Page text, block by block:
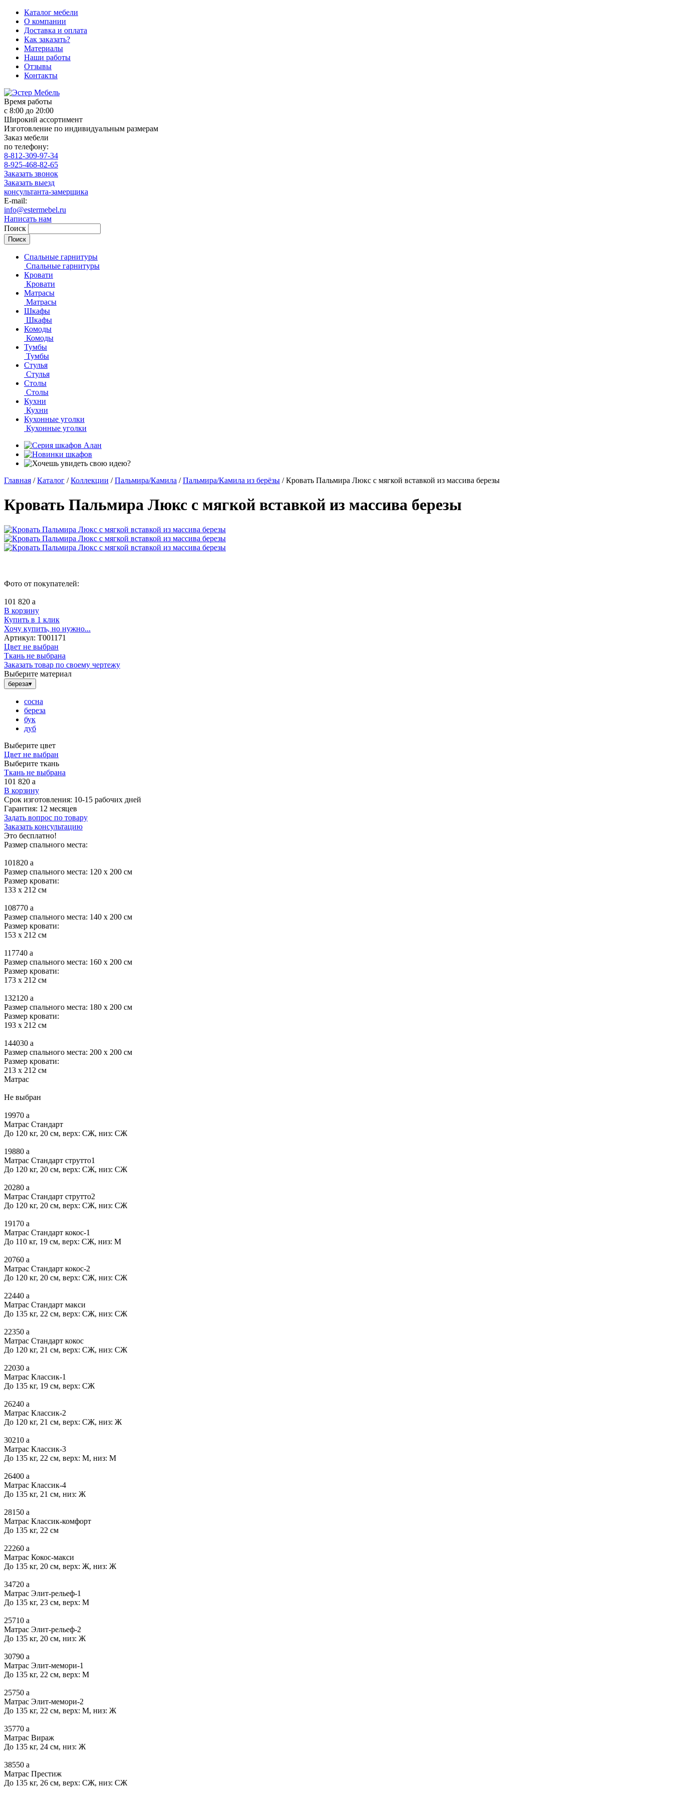
Каталог мебели
О компании
Доставка и оплата
Как заказать?
Материалы
Наши работы
Отзывы
Контакты
Время работы
с 8:00 до 20:00
Широкий ассортимент
Изготовление по индивидуальным размерам
Заказ мебели
по телефону:
8-812-309-97-34
8-925-468-82-65
Заказать звонок
Заказать выезд
консультанта-замерщика
E-mail:
info@estermebel.ru
Написать нам
Поиск
Спальные гарнитуры
Спальные гарнитуры
Кровати
Кровати
Матрасы
Матрасы
Шкафы
Шкафы
Комоды
Комоды
Тумбы
Тумбы
Стулья
Стулья
Столы
Столы
Кухни
Кухни
Кухонные уголки
Кухонные уголки
Главная / Каталог / Коллекции / Пальмира/Камила / Пальмира/Камила из берёзы / Кровать Пальмира Люкс с мягкой вставкой из массива березы
Кровать Пальмира Люкс с мягкой вставкой из массива березы
Фото от покупателей:
101 820 a
В корзину
Купить в 1 клик
Хочу купить, но нужно...
Артикул: Т001171
Цвет не выбран
Ткань не выбрана
Заказать товар по своему чертежу
Выберите материал
береза▾
сосна
береза
бук
дуб
Выберите цвет
Цвет не выбран
Выберите ткань
Ткань не выбрана
101 820 a
В корзину
Срок изготовления: 10-15 рабочих дней
Гарантия: 12 месяцев
Задать вопрос по товару
Заказать консультацию
Это бесплатно!
Размер спального места:
101820 a
Размер спального места: 120 x 200 см
Размер кровати:
133 x 212 см
108770 a
Размер спального места: 140 x 200 см
Размер кровати:
153 x 212 см
117740 a
Размер спального места: 160 x 200 см
Размер кровати:
173 x 212 см
132120 a
Размер спального места: 180 x 200 см
Размер кровати:
193 x 212 см
144030 a
Размер спального места: 200 x 200 см
Размер кровати:
213 x 212 см
Матрас
Не выбран
19970 a
Матрас Стандарт
До 120 кг, 20 см, верх: СЖ, низ: СЖ
19880 a
Матрас Стандарт струтто1
До 120 кг, 20 см, верх: СЖ, низ: СЖ
20280 a
Матрас Стандарт струтто2
До 120 кг, 20 см, верх: СЖ, низ: СЖ
19170 a
Матрас Стандарт кокос-1
До 110 кг, 19 см, верх: СЖ, низ: М
20760 a
Матрас Стандарт кокос-2
До 120 кг, 20 см, верх: СЖ, низ: СЖ
22440 a
Матрас Стандарт макси
До 135 кг, 22 см, верх: СЖ, низ: СЖ
22350 a
Матрас Стандарт кокос
До 120 кг, 21 см, верх: СЖ, низ: СЖ
22030 a
Матрас Классик-1
До 135 кг, 19 см, верх: СЖ
26240 a
Матрас Классик-2
До 120 кг, 21 см, верх: СЖ, низ: Ж
30210 a
Матрас Классик-3
До 135 кг, 22 см, верх: М, низ: М
26400 a
Матрас Классик-4
До 135 кг, 21 см, низ: Ж
28150 a
Матрас Классик-комфорт
До 135 кг, 22 см
22260 a
Матрас Кокос-макси
До 135 кг, 20 см, верх: Ж, низ: Ж
34720 a
Матрас Элит-рельеф-1
До 135 кг, 23 см, верх: М
25710 a
Матрас Элит-рельеф-2
До 135 кг, 20 см, низ: Ж
30790 a
Матрас Элит-мемори-1
До 135 кг, 22 см, верх: М
25750 a
Матрас Элит-мемори-2
До 135 кг, 22 см, верх: М, низ: Ж
35770 a
Матрас Вираж
До 135 кг, 24 см, низ: Ж
38550 a
Матрас Престиж
До 135 кг, 26 см, верх: СЖ, низ: СЖ